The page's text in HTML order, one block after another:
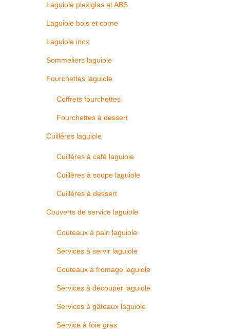
Laguiole plexiglas et ABS
Laguiole bois et corne
Laguiole inox
Sommeliers laguiole
Fourchettes laguiole
Coffrets fourchettes
Fourchettes à dessert
Cuillères laguiole
Cuillères à café laguiole
Cuillères à soupe laguiole
Cuillères à dessert
Couverts de service laguiole
Couteaux à pain laguiole
Services à servir laguiole
Couteaux à fromage laguiole
Services à découper laguiole
Services à gâteaux laguiole
Service à foie gras